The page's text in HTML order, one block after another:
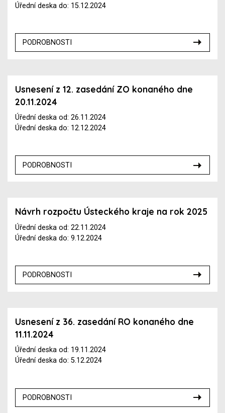
Úřední deska do: 15.12.2024
PODROBNOSTI
Usnesení z 12. zasedání ZO konaného dne
20.11.2024
Úřední deska od: 26.11.2024
Úřední deska do: 12.12.2024
PODROBNOSTI
Návrh rozpočtu Ústeckého kraje na rok 2025
Úřední deska od: 22.11.2024
Úřední deska do: 9.12.2024
PODROBNOSTI
Usnesení z 36. zasedání RO konaného dne
11.11.2024
Úřední deska od: 19.11.2024
Úřední deska do: 5.12.2024
PODROBNOSTI